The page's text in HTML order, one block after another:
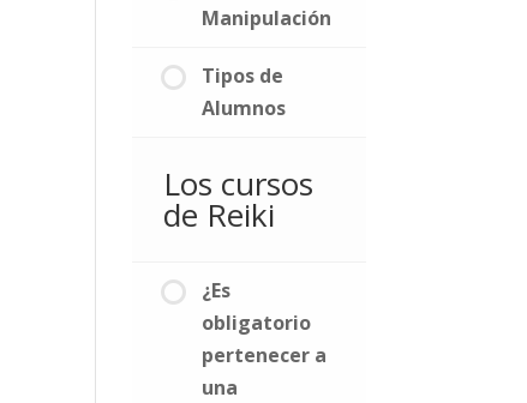
Manipulación
Tipos de
Alumnos
Los cursos
de Reiki
¿Es
obligatorio
pertenecer a
una